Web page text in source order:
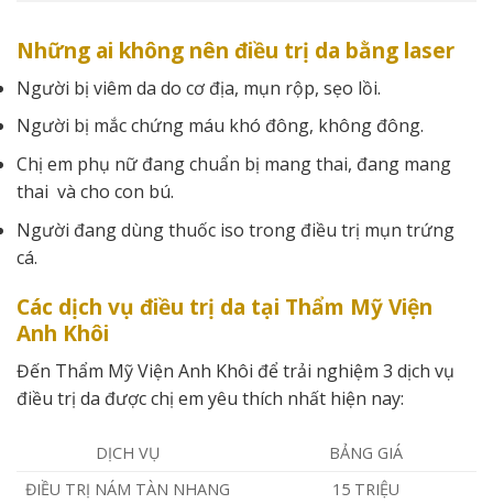
Những ai không nên điều trị da bằng laser
Người bị viêm da do cơ địa, mụn rộp, sẹo lồi.
Người bị mắc chứng máu khó đông, không đông.
Chị em phụ nữ đang chuẩn bị mang thai, đang mang
thai và cho con bú.
Người đang dùng thuốc iso trong điều trị mụn trứng
cá.
Các dịch vụ điều trị da tại Thẩm Mỹ Viện
Anh Khôi
Đến Thẩm Mỹ Viện Anh Khôi để trải nghiệm 3 dịch vụ
điều trị da được chị em yêu thích nhất hiện nay:
DỊCH VỤ
BẢNG GIÁ
ĐIỀU TRỊ NÁM TÀN NHANG
15 TRIỆU